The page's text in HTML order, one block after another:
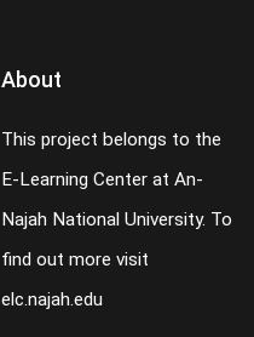
About
This project belongs to the
E-Learning Center at An-
Najah National University. To
find out more visit
elc.najah.edu